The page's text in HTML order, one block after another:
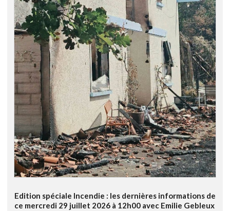
Edition spéciale Incendie : les dernières informations de
ce mercredi 29 juillet 2026 à 12h00 avec Emilie Gebleux